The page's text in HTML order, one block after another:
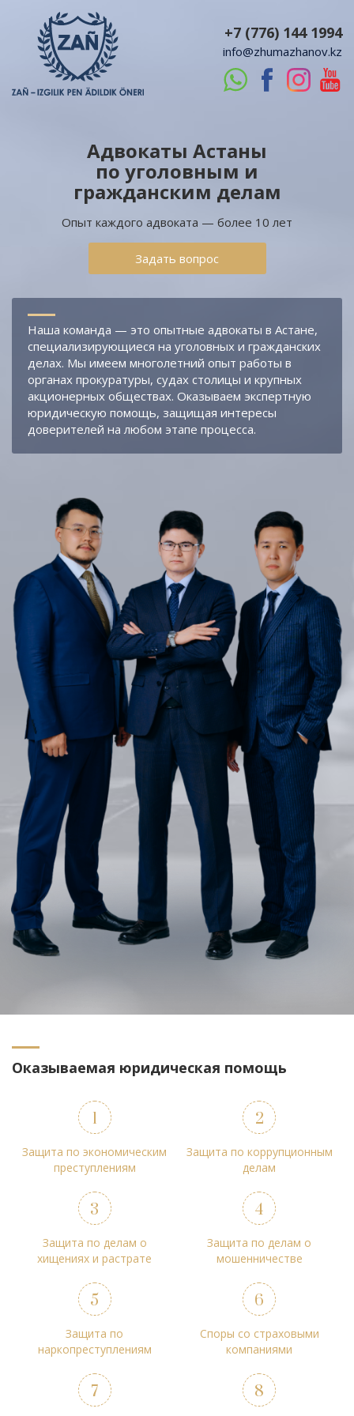
+7 (776) 144 1994
info@zhumazhanov.kz
Адвокаты Астаны
по уголовным и
гражданским делам
Опыт каждого адвоката — более 10 лет
Задать вопрос
Наша команда — это опытные адвокаты в Астане,
специализирующиеся на уголовных и гражданских
делах. Мы имеем многолетний опыт работы в
органах прокуратуры, судах столицы и крупных
акционерных обществах. Оказываем экспертную
юридическую помощь, защищая интересы
доверителей на любом этапе процесса.
Оказываемая юридическая помощь
Защита по экономическим
преступлениям
Защита по коррупционным
делам
Защита по делам о
хищениях и растрате
Защита по делам о
мошенничестве
Защита по
наркопреступлениям
Споры со страховыми
компаниями